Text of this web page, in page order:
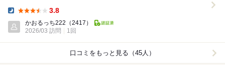
3.8
かおるっち222 （2417）
2026/03 訪問
1回
口コミをもっと見る（45人）